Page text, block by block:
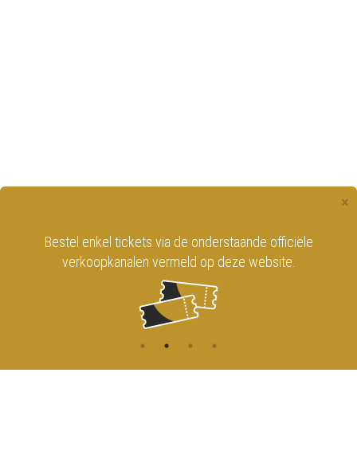
×
Bestel enkel tickets via de onderstaande officiële
verkoopkanalen vermeld op deze website.